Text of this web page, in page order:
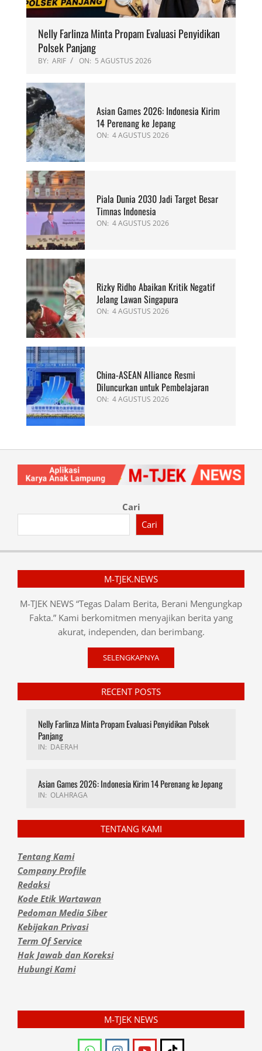
Nelly Farlinza Minta Propam Evaluasi Penyidikan
Polsek Panjang
BY: ARIF ON: 5 AGUSTUS 2026
Asian Games 2026: Indonesia Kirim
14 Perenang ke Jepang
ON: 4 AGUSTUS 2026
Piala Dunia 2030 Jadi Target Besar
Timnas Indonesia
ON: 4 AGUSTUS 2026
Rizky Ridho Abaikan Kritik Negatif
Jelang Lawan Singapura
ON: 4 AGUSTUS 2026
China-ASEAN Alliance Resmi
Diluncurkan untuk Pembelajaran
ON: 4 AGUSTUS 2026
Cari
Cari
M-TJEK.NEWS
M-TJEK NEWS “Tegas Dalam Berita, Berani Mengungkap
Fakta.” Kami berkomitmen menyajikan berita yang
akurat, independen, dan berimbang.
SELENGKAPNYA
RECENT POSTS
Nelly Farlinza Minta Propam Evaluasi Penyidikan Polsek
Panjang
IN: DAERAH
Asian Games 2026: Indonesia Kirim 14 Perenang ke Jepang
IN: OLAHRAGA
TENTANG KAMI
Tentang Kami
Company Profile
Redaksi
Kode Etik Wartawan
Pedoman Media Siber
Kebijakan Privasi
Term Of Service
Hak Jawab dan Koreksi
Hubungi Kami
M-TJEK NEWS